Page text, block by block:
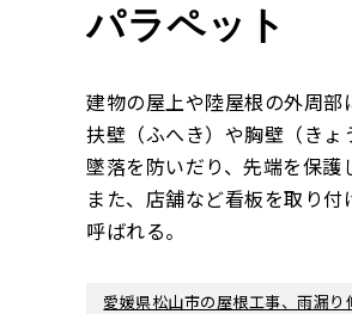
パラペット
建物の屋上や陸屋根の外周部
扶壁（ふへき）や胸壁（きょ
墜落を防いだり、先端を保護
また、店舗など看板を取り
呼ばれる。
愛媛県松山市の屋根工事、雨漏り